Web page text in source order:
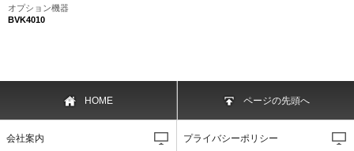
オプション機器
BVK4010
HOME ページの先頭へ
会社案内 プライバシーポリシー